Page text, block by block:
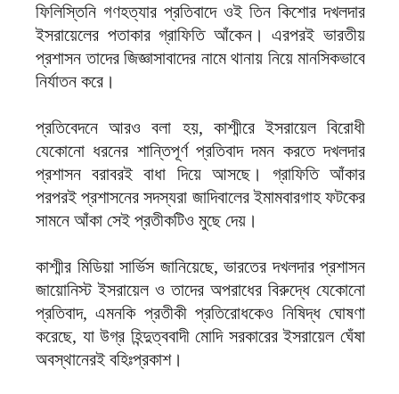
ফিলিস্তিনি গণহত্যার প্রতিবাদে ওই তিন কিশোর দখলদার
ইসরায়েলের পতাকার গ্রাফিতি আঁকেন। এরপরই ভারতীয়
প্রশাসন তাদের জিজ্ঞাসাবাদের নামে থানায় নিয়ে মানসিকভাবে
নির্যাতন করে।
প্রতিবেদনে আরও বলা হয়, কাশ্মীরে ইসরায়েল বিরোধী
যেকোনো ধরনের শান্তিপূর্ণ প্রতিবাদ দমন করতে দখলদার
প্রশাসন বরাবরই বাধা দিয়ে আসছে। গ্রাফিতি আঁকার
পরপরই প্রশাসনের সদস্যরা জাদিবালের ইমামবারগাহ ফটকের
সামনে আঁকা সেই প্রতীকটিও মুছে দেয়।
কাশ্মীর মিডিয়া সার্ভিস জানিয়েছে, ভারতের দখলদার প্রশাসন
জায়োনিস্ট ইসরায়েল ও তাদের অপরাধের বিরুদ্ধে যেকোনো
প্রতিবাদ, এমনকি প্রতীকী প্রতিরোধকেও নিষিদ্ধ ঘোষণা
করেছে, যা উগ্র হিন্দুত্ববাদী মোদি সরকারের ইসরায়েল ঘেঁষা
অবস্থানেরই বহিঃপ্রকাশ।